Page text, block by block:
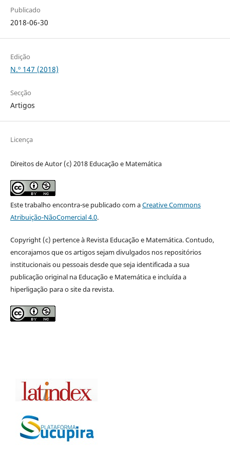
Publicado
2018-06-30
Edição
N.º 147 (2018)
Secção
Artigos
Licença
Direitos de Autor (c) 2018 Educação e Matemática
Este trabalho encontra-se publicado com aCreative Commons
Atribuição-NãoComercial 4.0.
Copyright (c) pertence à Revista Educação e Matemática. Contudo,
encorajamos que os artigos sejam divulgados nos repositórios
institucionais ou pessoais desde que seja identificada a sua
publicação original na Educação e Matemática e incluída a
hiperligação para o site da revista.